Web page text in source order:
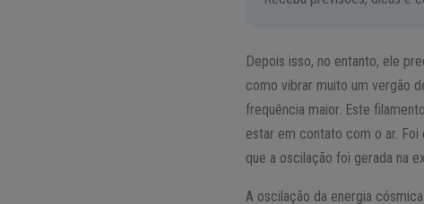
Depois isso, no entanto, ele
como vibrar muito um vergão
frequência maior. Este
estar em contato com o ar.
que a oscilação foi gerada na
A oscilação da energia